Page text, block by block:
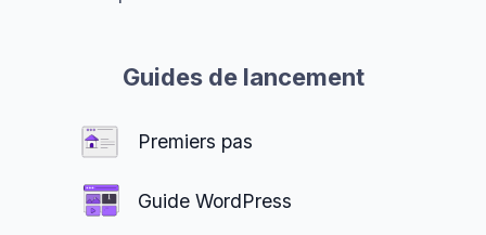
Guides de lancement
Premiers pas
Guide WordPress